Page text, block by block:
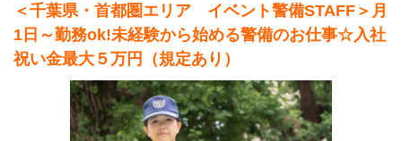
＜千葉県・首都圏エリア イベント警備STAFF＞月
1日～勤務ok!未経験から始める警備のお仕事☆入社
祝い金最大５万円（規定あり）